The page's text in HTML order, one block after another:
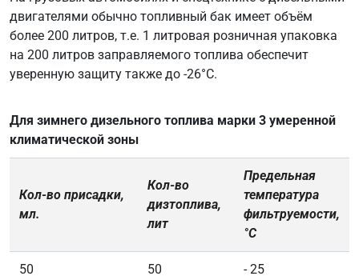
двигателями обычно топливный бак имеет объём
более 200 литров, т.е. 1 литровая розничная упаковка
на 200 литров заправляемого топлива обеспечит
уверенную защиту также до -26°C.
Для зимнего дизельного топлива марки 3 умеренной
климатической зоны
Кол-во присадки,
мл.
Кол-во
дизтоплива,
лит
Предельная
температура
фильтруемости,
°С
50 50 - 25